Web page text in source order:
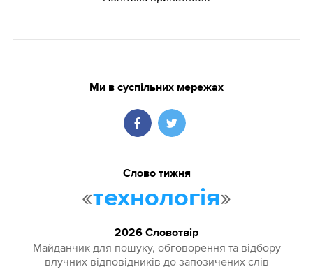
Ми в суспільних мережах
Слово тижня
«технологія»
2026 Словотвір
Майданчик для пошуку, обговорення та відбору
влучних відповідників до запозичених слів